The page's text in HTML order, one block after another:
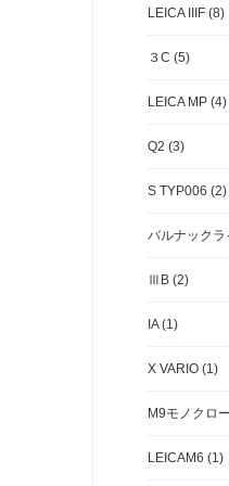
LEICA IIIF (8)
３C (5)
LEICA MP (4)
Q2 (3)
S TYP006 (2)
バルナック
ⅢB (2)
IA (1)
X VARIO (1)
M9モノクロ
LEICAM6 (1)